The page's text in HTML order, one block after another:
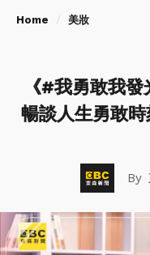
Home 美妝
《#我勇敢我
暢談人生勇敢